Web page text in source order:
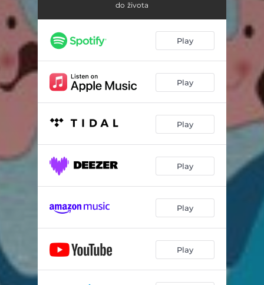
do života
Play
Play
Play
Play
Play
Play